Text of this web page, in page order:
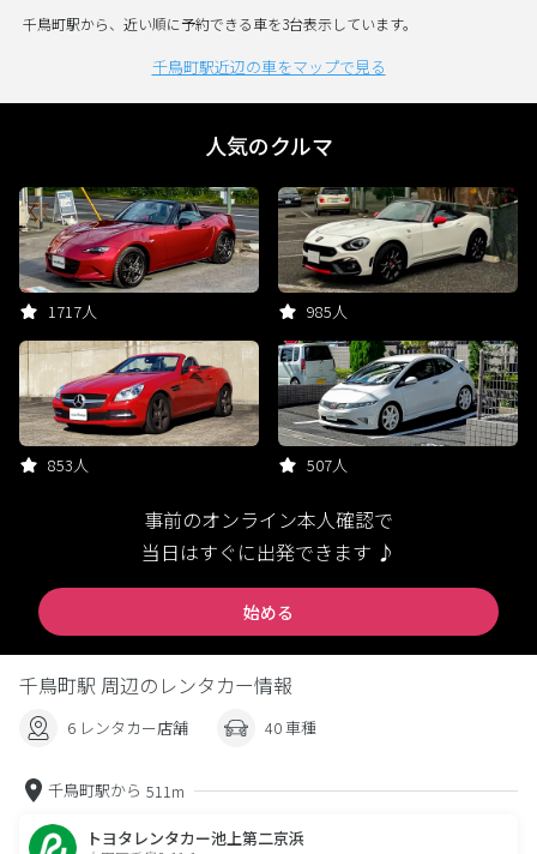
千鳥町駅から、近い順に予約できる車を3台表示しています。
千鳥町駅近辺の車をマップで見る
人気のクルマ
1717人 985人
853人 507人
事前のオンライン本人確認で
当日はすぐに出発できます ♪
始める
千鳥町駅 周辺のレンタカー情報
6 レンタカー店舗 40 車種
千鳥町駅から 511m
トヨタレンタカー池上第二京浜